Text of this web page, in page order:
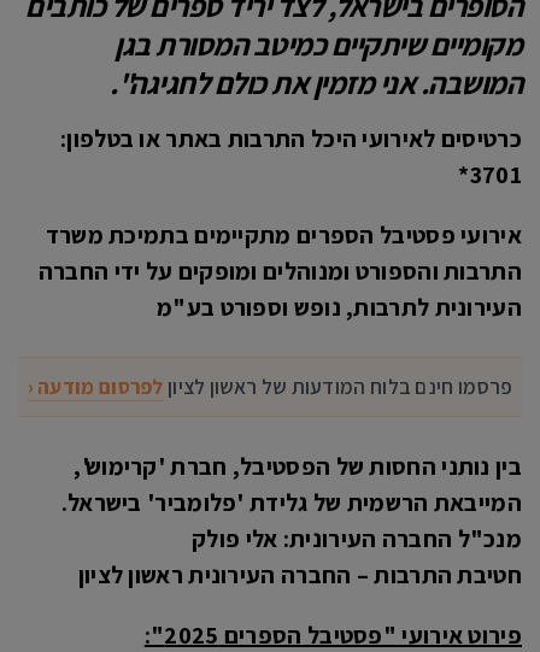
מקומיים שיתקיים כמיטב המסורת בגן
המושבה. אני מזמין את כולם לחגיגה".
כרטיסים לאירועי היכל התרבות באתר או בטלפון:
3701*
אירועי פסטיבל הספרים מתקיימים בתמיכת משרד
התרבות והספורט ומנוהלים ומופקים על ידי החברה
העירונית לתרבות, נופש וספורט בע"מ
פרסמו חינם בלוח המודעות של ראשון לציון לפרסום מודעה ‹
בין נותני החסות של הפסטיבל, חברת 'קרימוש',
המייבאת הרשמית של גלידת 'פלומביר' בישראל.
מנכ"ל החברה העירונית: אלי פולק
חטיבת התרבות – החברה העירונית ראשון לציון
פירוט אירועי "פסטיבל הספרים 2025":